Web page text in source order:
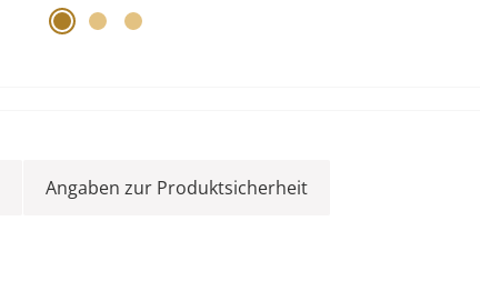
Angaben zur Produktsicherheit